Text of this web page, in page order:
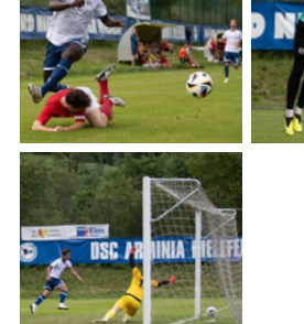
No Caption
No Caption